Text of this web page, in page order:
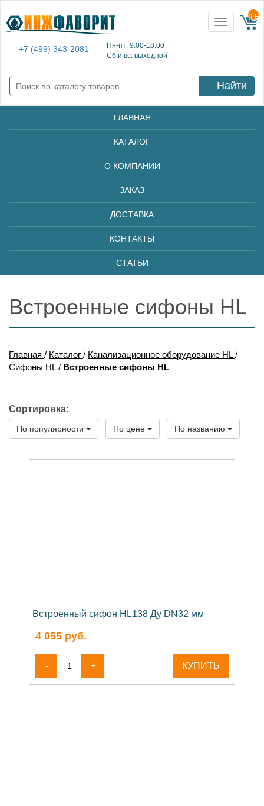
+7 (499) 343-2081
Пн-пт: 9:00-18:00
Сб и вс: выходной
Toggle
navigation
{{
Найти
ГЛАВНАЯ
КАТАЛОГ
О КОМПАНИИ
ЗАКАЗ
ДОСТАВКА
КОНТАКТЫ
СТАТЬИ
Встроенные сифоны HL
Главная / Каталог / Канализационное оборудование HL /
Сифоны HL / Встроенные сифоны HL
Сортировка:
По популярности По цене По названию
Встроенный сифон HL138 Ду DN32 мм
4 055 руб.
- + КУПИТЬ